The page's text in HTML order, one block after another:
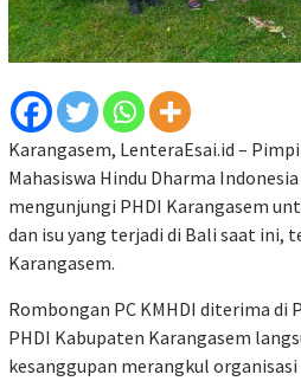
Karangasem, LenteraEsai.id –
Mahasiswa Hindu Dharma
mengunjungi PHDI Karangasem
dan isu yang terjadi di Bali saat ini,
Karangasem.
Rombongan PC KMHDI diterima di
PHDI Kabupaten Karangasem
kesanggupan merangkul